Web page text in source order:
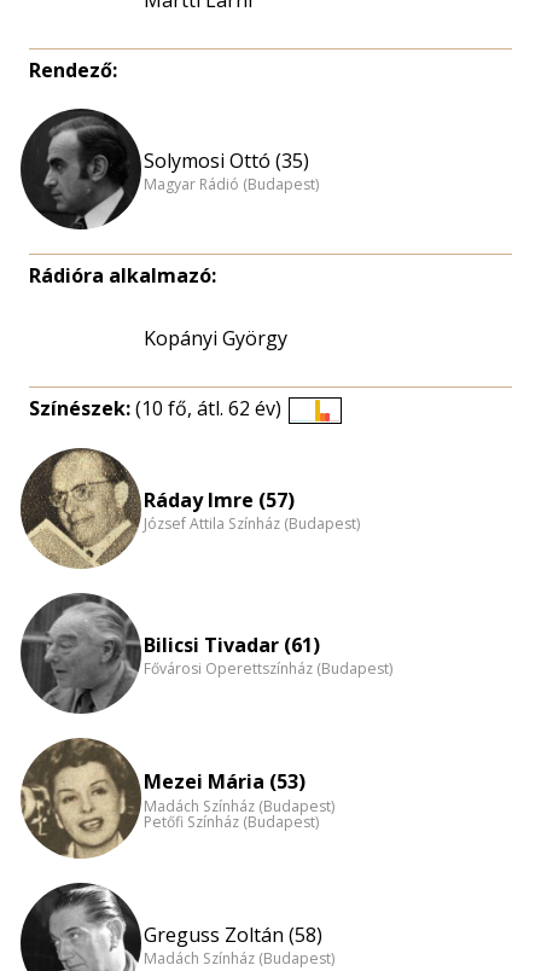
Rendező:
Solymosi Ottó (35)
Magyar Rádió (Budapest)
Rádióra alkalmazó:
Kopányi György
Színészek:(10 fő, átl. 62 év)
Ráday Imre (57)
József Attila Színház (Budapest)
Bilicsi Tivadar (61)
Fővárosi Operettszínház (Budapest)
Mezei Mária (53)
Madách Színház (Budapest)
Petőfi Színház (Budapest)
Greguss Zoltán (58)
Madách Színház (Budapest)